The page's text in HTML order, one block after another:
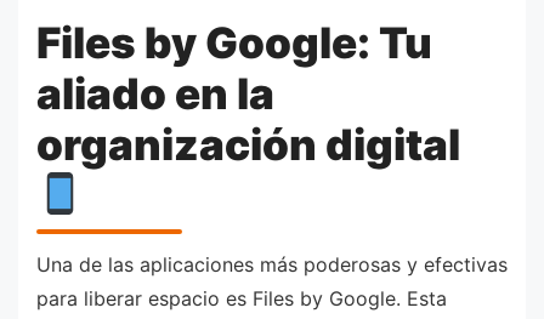
Files by Google: Tu
aliado en la
organización digital
Una de las aplicaciones más poderosas y efectivas
para liberar espacio es Files by Google. Esta